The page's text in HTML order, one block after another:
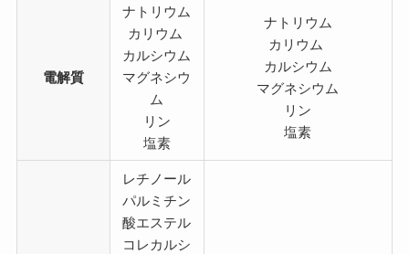
電解質
ナトリウム
カリウム
カルシウム
マグネシウ
ム
リン
塩素
ナトリウム
カリウム
カルシウム
マグネシウム
リン
塩素
レチノール
パルミチン
酸エステル
コレカルシ